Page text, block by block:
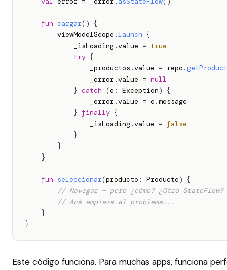
fun cargar( )
{
        viewModelScope
.launch {
            _isLoading
.value = true
try {
                _productos
.value = repo .
                _error
.value = null
} catch (e : Exception)
{
                _error
.value = e .message
} finally {
                _isLoading
.value = false
}
}
}
fun seleccionar(producto : Producto)
{
// Navegar — pero ¿cómo? ¿Otro StateFlow?
// Acá empieza el problema...
}
}
Este código funciona. Para muchas apps, funciona